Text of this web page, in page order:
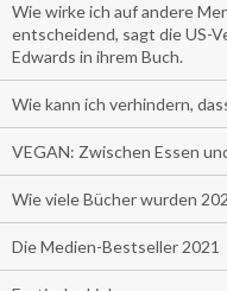
Wie wirke ich auf andere
entscheidend, sagt die US-
Edwards in ihrem Buch.
Wie kann ich verhindern,
VEGAN: Zwischen Essen
Wie viele Bücher wurden
Die Medien-Bestseller 2021